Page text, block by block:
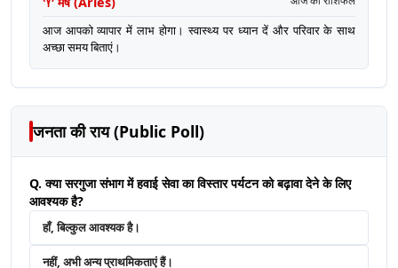
आज आपको व्यापार में लाभ होगा। स्वास्थ्य पर ध्यान दें और परिवार के साथ
अच्छा समय बिताएं।
जनता की राय (Public Poll)
Q. क्या सरगुजा संभाग में हवाई सेवा का विस्तार पर्यटन को बढ़ावा देने के लिए
आवश्यक है?
हाँ, बिल्कुल आवश्यक है।
नहीं, अभी अन्य प्राथमिकताएं हैं।